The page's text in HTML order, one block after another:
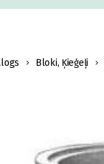
Bloki, Ķieģeļi